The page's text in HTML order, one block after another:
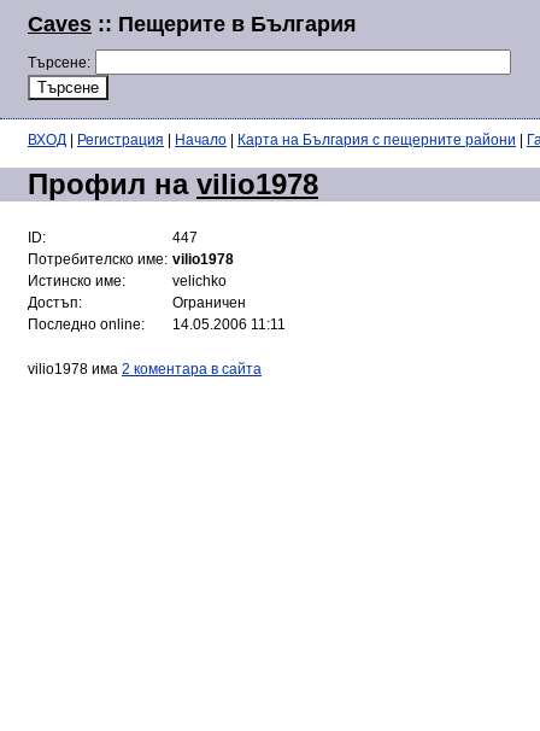
Caves :: Пещерите в България
Търсене:
ВХОД Регистрация Начало Карта на България с пещерните райони
Профил на vilio1978
ID:
447
Потребителско име: vilio1978
Истинско име:
velichko
Достъп:
Ограничен
Последно online:
14.05.2006 11:11
vilio1978 има 2 коментара в сайта